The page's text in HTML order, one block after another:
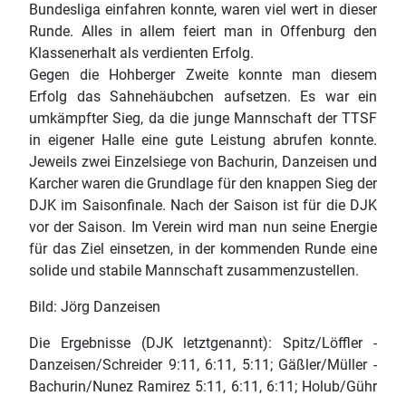
Bundesliga einfahren konnte, waren viel wert in dieser
Runde. Alles in allem feiert man in Offenburg den
Klassenerhalt als verdienten Erfolg.
Gegen die Hohberger Zweite konnte man diesem
Erfolg das Sahnehäubchen aufsetzen. Es war ein
umkämpfter Sieg, da die junge Mannschaft der TTSF
in eigener Halle eine gute Leistung abrufen konnte.
Jeweils zwei Einzelsiege von Bachurin, Danzeisen und
Karcher waren die Grundlage für den knappen Sieg der
DJK im Saisonfinale. Nach der Saison ist für die DJK
vor der Saison. Im Verein wird man nun seine Energie
für das Ziel einsetzen, in der kommenden Runde eine
solide und stabile Mannschaft zusammenzustellen.
Bild: Jörg Danzeisen
Die Ergebnisse (DJK letztgenannt): Spitz/Löffler -
Danzeisen/Schreider 9:11, 6:11, 5:11; Gäßler/Müller -
Bachurin/Nunez Ramirez 5:11, 6:11, 6:11; Holub/Gühr